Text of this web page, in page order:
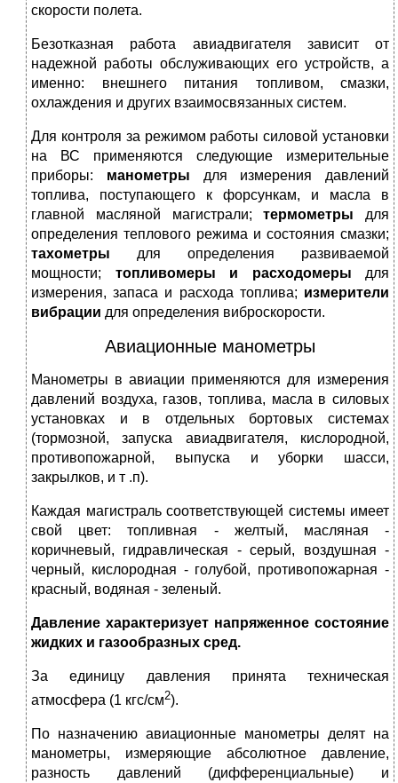
скорости полета.
Безотказная работа авиадвигателя зависит от
надежной работы обслуживающих его устройств, а
именно: внешнего питания топливом, смазки,
охлаждения и других взаимосвязанных систем.
Для контроля за режимом работы силовой установки
на ВС применяются следующие измерительные
приборы: манометры для измерения давлений
топлива, поступающего к форсункам, и масла в
главной масляной магистрали;термометры для
определения теплового режима и состояния смазки;
тахометры для определения развиваемой
мощности; топливомеры и расходомеры для
измерения, запаса и расхода топлива; измерители
вибрации для определения виброскорости.
Авиационные манометры
Манометры в авиации применяются для измерения
давлений воздуха, газов, топлива, масла в силовых
установках и в отдельных бортовых системах
(тормозной, запуска авиадвигателя, кислородной,
противопожарной, выпуска и уборки шасси,
закрылков, и т .п).
Каждая магистраль соответствующей системы имеет
свой цвет: топливная - желтый, масляная -
коричневый, гидравлическая - серый, воздушная -
черный, кислородная - голубой, противопожарная -
красный, водяная - зеленый.
Давление характеризует напряженное состояние
жидких и газообразных сред.
За единицу давления принята техническая
атмосфера (1 кгс/см2).
По назначению авиационные манометры делят на
манометры, измеряющие абсолютное давление,
разность давлений (дифференциальные) и